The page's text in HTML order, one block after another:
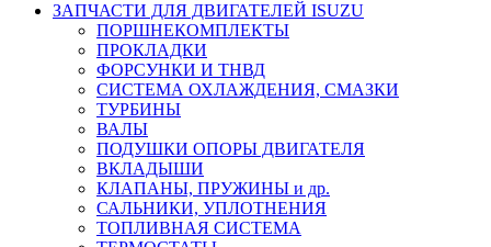
ЗАПЧАСТИ ДЛЯ ДВИГАТЕЛЕЙ ISUZU
ПОРШНЕКОМПЛЕКТЫ
ПРОКЛАДКИ
ФОРСУНКИ И ТНВД
СИСТЕМА ОХЛАЖДЕНИЯ, СМАЗКИ
ТУРБИНЫ
ВАЛЫ
ПОДУШКИ ОПОРЫ ДВИГАТЕЛЯ
ВКЛАДЫШИ
КЛАПАНЫ, ПРУЖИНЫ и др.
САЛЬНИКИ, УПЛОТНЕНИЯ
ТОПЛИВНАЯ СИСТЕМА